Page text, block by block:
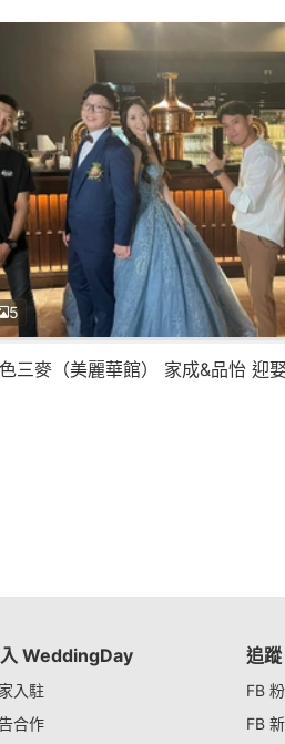
5
三麥（美麗華館） 家成&品怡 迎
WeddingDay
入駐
合作
追
FB
FB